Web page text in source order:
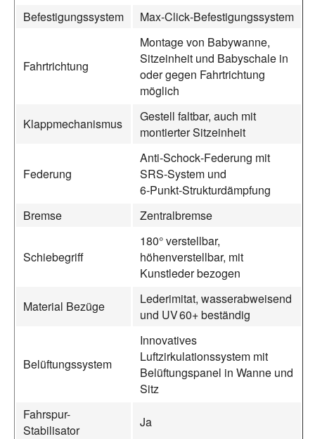
Befestigungssystem
Max‑Click‑Befestigungssystem
Fahrtrichtung
Montage von Babywanne,
Sitzeinheit und Babyschale in
oder gegen Fahrtrichtung
möglich
Klappmechanismus
Gestell faltbar, auch mit
montierter Sitzeinheit
Federung
Anti‑Schock‑Federung mit
SRS‑System und
6‑Punkt‑Strukturdämpfung
Bremse
Zentralbremse
Schiebegriff
180° verstellbar,
höhenverstellbar, mit
Kunstleder bezogen
Material Bezüge
Lederimitat, wasserabweisend
und UV 60+ beständig
Belüftungssystem
Innovatives
Luftzirkulationssystem mit
Belüftungspanel in Wanne und
Sitz
Fahrspur-
Stabilisator
Ja